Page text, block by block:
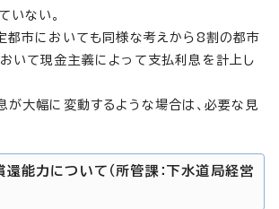
いない。
都市においても同様な考えから8割の都市
いて現金主義によって支払利息を計上し
が大幅に変動するような場合は、必要な見
能力について（所管課：下水道局経営